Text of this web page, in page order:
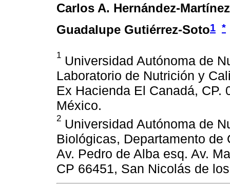
Carlos A. Hernández-Martínez
Guadalupe Gutiérrez-Soto1 *
1 Universidad Autónoma de
Laboratorio de Nutrición y
Ex Hacienda El Canadá, CP.
México.
2 Universidad Autónoma de
Biológicas, Departamento
Av. Pedro de Alba esq. Av.
CP 66451, San Nicolás de